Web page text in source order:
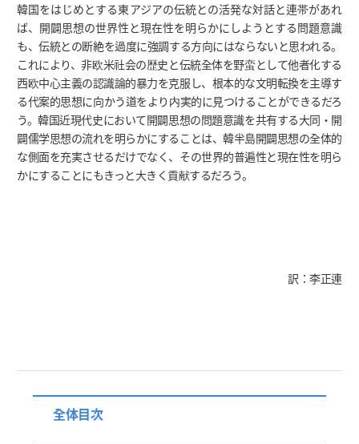
韓国をはじめとする東アジアの伝統との活発な対話と連帯があれ
ば、開闢思想の世界性と現在性を明らかにしようとする問題意識
も、伝統との断絶を過度に強調する方向にはならないと思われる。
これにより、非欧米社会の歴史と伝統全体を野蛮として他者化する
西欧中心主義の認識論的暴力を克服し、根本的な文明転換を主導す
る代案的思想に向かう道をより内実的に見つけることができるだろ
う。韓国近現代史において開闢思想の問題意識を共有する大同・開
闢儒学思想の流れを明らかにすることは、韓半島開闢思想の全体的
な側面を充実させるだけでなく、その世界的普遍性と現在性を明ら
かにすることにもきっと大きく貢献するだろう。
訳：李正連
全体目次